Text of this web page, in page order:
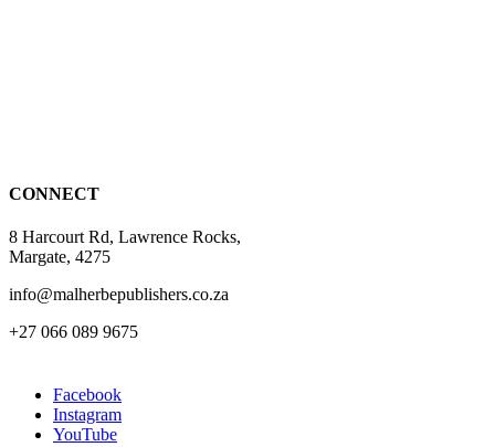
CONNECT
8 Harcourt Rd, Lawrence Rocks,
Margate, 4275
info@malherbepublishers.co.za
+27 066 089 9675
Facebook
Instagram
YouTube